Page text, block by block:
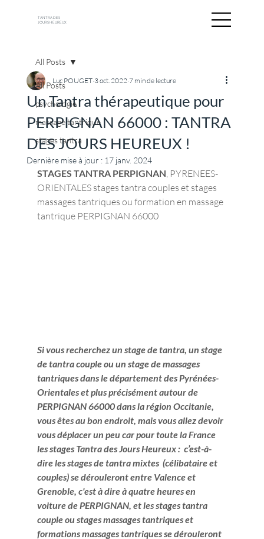
TANTRA DES
JOURS HEUREUX
All Posts
psychologie
massage tantrique
stages tantra
All Posts
Un Tantra thérapeutique pour
PERPIGNAN 66000 : TANTRA
DES JOURS HEUREUX !
Luc POUGET 3 oct. 2022 7 min de lecture
Dernière mise à jour : 17 janv. 2024
STAGES TANTRA PERPIGNAN , PYRENEES-
ORIENTALES stages tantra couples et stages
massages tantriques ou formation en massage
tantrique PERPIGNAN 66000
Si vous recherchez un stage de tantra, un stage
de tantra couple ou un stage de massages
tantriques dans le département des Pyrénées-
Orientales et plus précisément autour de
PERPIGNAN 66000 dans la région Occitanie,
vous êtes au bon endroit, mais vous allez devoir
vous déplacer un peu car pour toute la France
les stages Tantra des Jours Heureux :  c’est-à-
dire les stages de tantra mixtes  (célibataire et
couples) se dérouleront entre Valence et
Grenoble, c'est à dire à quatre heures en
voiture de PERPIGNAN, et les stages tantra
couple ou stages massages tantriques et
formations massages tantriques se dérouleront